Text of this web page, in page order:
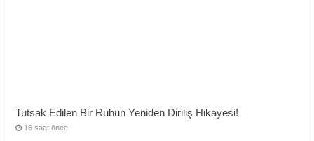
Tutsak Edilen Bir Ruhun Yeniden Diriliş Hikayesi!
16 saat önce